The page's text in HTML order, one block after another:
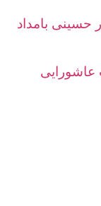
بامداد